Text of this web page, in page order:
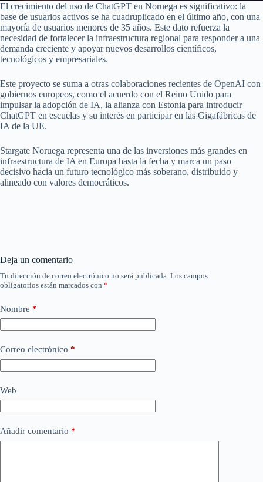
El crecimiento del uso de ChatGPT en Noruega es significativo: la
base de usuarios activos se ha cuadruplicado en el último año, con una
mayoría de usuarios menores de 35 años. Este dato refuerza la
necesidad de fortalecer la infraestructura regional para responder a una
demanda creciente y apoyar nuevos desarrollos científicos,
tecnológicos y empresariales.
Este proyecto se suma a otras colaboraciones recientes de OpenAI con
gobiernos europeos, como el acuerdo con el Reino Unido para
impulsar la adopción de IA, la alianza con Estonia para introducir
ChatGPT en escuelas y su interés en participar en las Gigafábricas de
IA de la UE.
Stargate Noruega representa una de las inversiones más grandes en
infraestructura de IA en Europa hasta la fecha y marca un paso
decisivo hacia un futuro tecnológico más soberano, distribuido y
alineado con valores democráticos.
Deja un comentario
Tu dirección de correo electrónico no será publicada. Los campos
obligatorios están marcados con *
Nombre *
Correo electrónico *
Web
Añadir comentario *